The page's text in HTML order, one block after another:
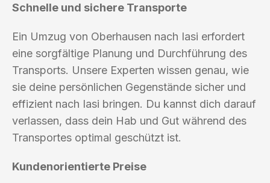
Schnelle und sichere Transporte
Ein Umzug von Oberhausen nach Iasi erfordert
eine sorgfältige Planung und Durchführung des
Transports. Unsere Experten wissen genau, wie
sie deine persönlichen Gegenstände sicher und
effizient nach Iasi bringen. Du kannst dich darauf
verlassen, dass dein Hab und Gut während des
Transportes optimal geschützt ist.
Kundenorientierte Preise